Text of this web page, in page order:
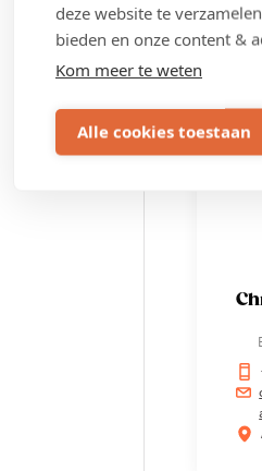
deze website te
bieden en onze content &
Kom meer te weten
Alle cookies toestaan